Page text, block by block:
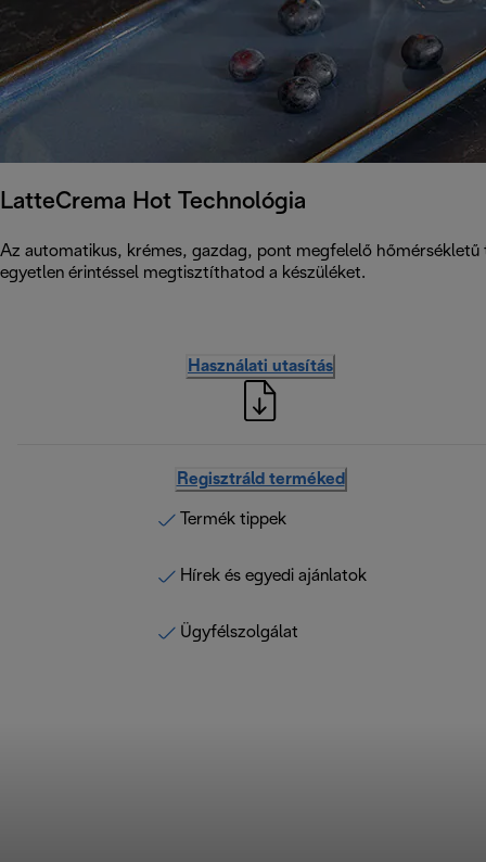
LatteCrema Hot Technológia
Az automatikus, krémes, gazdag, pont megfelelő
egyetlen érintéssel megtisztíthatod a készüléket.
Használati utasítás
Regisztráld terméked
Termék tippek
Hírek és egyedi ajánlatok
Ügyfélszolgálat